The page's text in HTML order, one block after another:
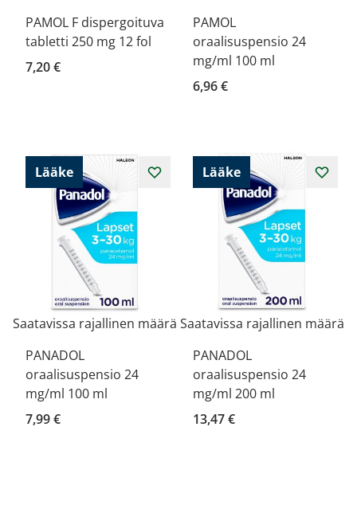
PAMOL F dispergoituva
tabletti 250 mg 12 fol
7,20 €
PAMOL
oraalisuspensio 24
mg/ml 100 ml
6,96 €
Lääke
Saatavissa rajallinen määrä
PANADOL
oraalisuspensio 24
mg/ml 100 ml
7,99 €
Lääke
Saatavissa rajallinen määrä
PANADOL
oraalisuspensio 24
mg/ml 200 ml
13,47 €